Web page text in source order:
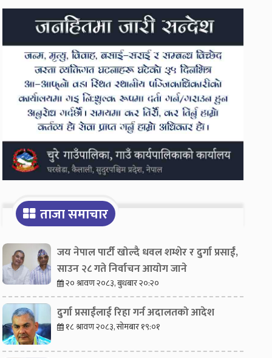
Secondary
Sidebar
ताजा समाचार
जय नेपाल पार्टी खोल्दै धवल शम्शेर र दुर्गा प्रसाईं,
साउन २८ गते निर्वाचन आयोग जाने
२० श्रावण २०८३, बुधबार २०:२०
दुर्गा प्रसाईंलाई रिहा गर्न अदालतको आदेश
१८ श्रावण २०८३, सोमबार १९:०१